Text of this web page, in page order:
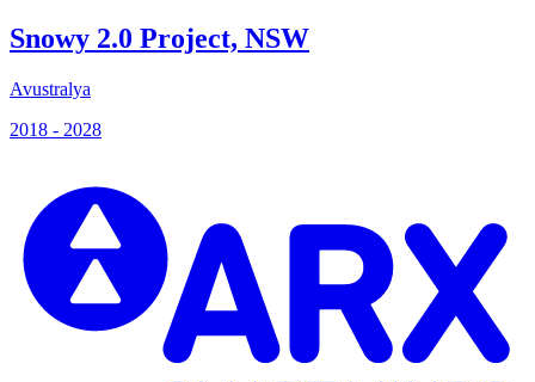
Snowy 2.0 Project, NSW
Avustralya
2018 - 2028